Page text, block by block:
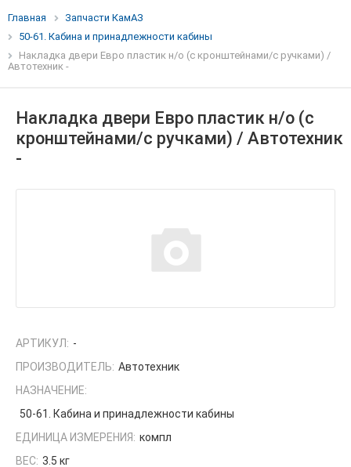
Главная
Запчасти КамАЗ
50-61. Кабина и принадлежности кабины
Накладка двери Евро пластик н/о (с кронштейнами/с ручками) /
Автотехник -
Накладка двери Евро пластик н/о (с
кронштейнами/с ручками) / Автотехник
-
АРТИКУЛ: -
ПРОИЗВОДИТЕЛЬ: Автотехник
НАЗНАЧЕНИЕ:
50-61. Кабина и принадлежности кабины
ЕДИНИЦА ИЗМЕРЕНИЯ: компл
ВЕС: 3.5 кг